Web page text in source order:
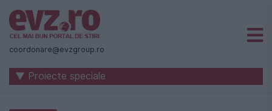
Știri
naționale
internaționale
coordonare@evzgroup.ro
▼ Proiecte speciale